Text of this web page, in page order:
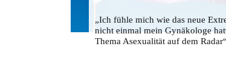
„Ich fühle mich wie das neue
nicht einmal mein Gynäkologe
Thema Asexualität auf dem Radar“